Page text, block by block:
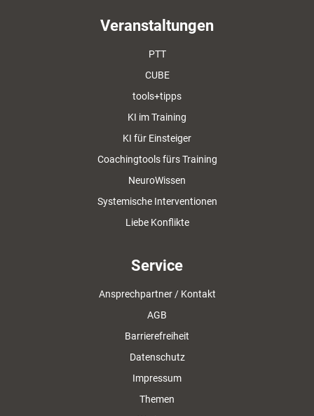
Veranstaltungen
PTT
CUBE
tools+tipps
KI im Training
KI für Einsteiger
Coachingtools fürs Training
NeuroWissen
Systemische Interventionen
Liebe Konflikte
Service
Ansprechpartner / Kontakt
AGB
Barrierefreiheit
Datenschutz
Impressum
Themen